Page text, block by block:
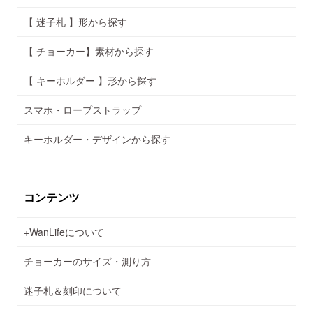
【 迷子札 】形から探す
【 チョーカー】素材から探す
【 キーホルダー 】形から探す
スマホ・ロープストラップ
キーホルダー・デザインから探す
コンテンツ
+WanLifeについて
チョーカーのサイズ・測り方
迷子札＆刻印について